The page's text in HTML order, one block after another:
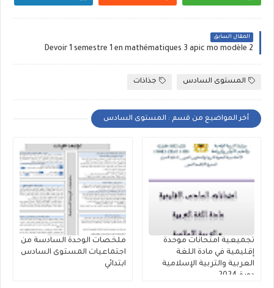
المقال السابق
Devoir 1 semestre 1 en mathématiques 3 apic mo modèle 2
المستوى السادس جذاذات
أخر المواضيع من قسم : المستوى السادس
تجميعية امتحانات موحدة
إقليمية في مادة اللغة
العربية والتربية الإسلامية
دورة 2024
ملخصات الوحدة السادسة من
اجتماعيات المستوى السادس
ابتدائي